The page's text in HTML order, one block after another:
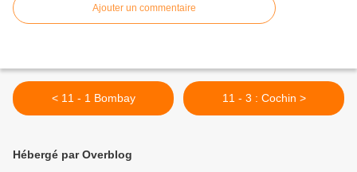
Ajouter un commentaire
< 11 - 1 Bombay 11 - 3 : Cochin >
Hébergé par Overblog